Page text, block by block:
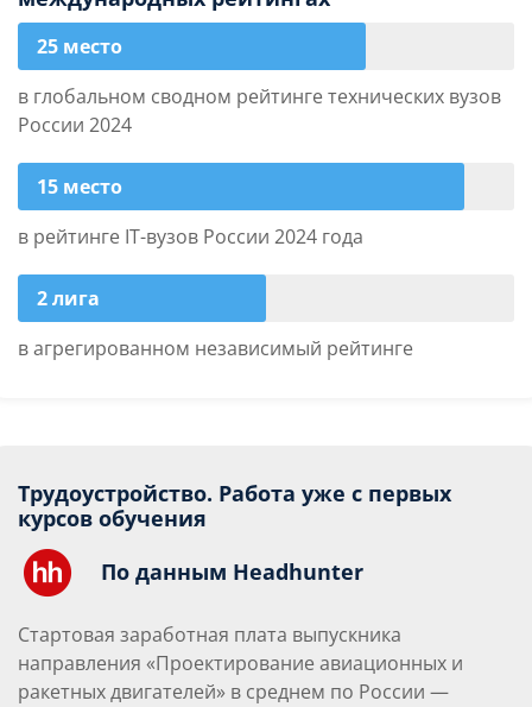
25 место
в глобальном сводном рейтинге технических вузов
России 2024
15 место
в рейтинге IT-вузов России 2024 года
2 лига
в агрегированном независимый рейтинге
Трудоустройство. Работа уже с первых
курсов обучения
По данным Headhunter
Стартовая заработная плата выпускника
направления «Проектирование авиационных и
ракетных двигателей» в среднем по России —